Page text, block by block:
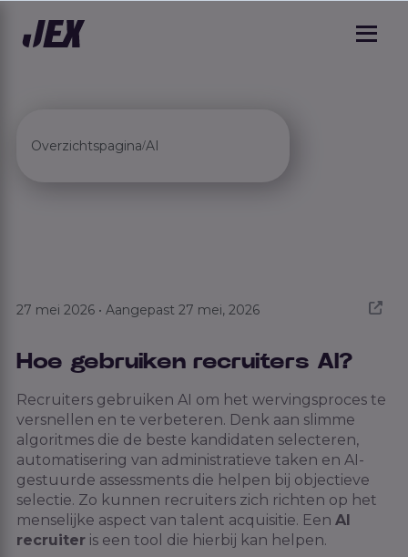
Overzichtspagina/AI
27 mei 2026 • Aangepast 27 mei, 2026
Hoe gebruiken recruiters AI?
Recruiters gebruiken AI om het wervingsproces te
versnellen en te verbeteren. Denk aan slimme
algoritmes die de beste kandidaten selecteren,
automatisering van administratieve taken en AI-
gestuurde assessments die helpen bij objectieve
selectie. Zo kunnen recruiters zich richten op het
menselijke aspect van talent acquisitie. Een AI
recruiter is een tool die hierbij kan helpen.